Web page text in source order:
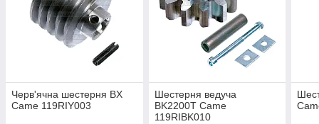
Черв'ячна шестерня BX
Came 119RIY003
Шестерня ведуча
BK2200T Came
119RIBK010